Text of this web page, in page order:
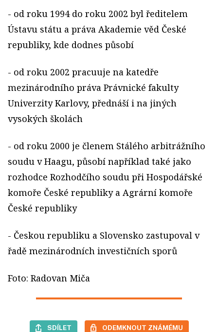
- od roku 1994 do roku 2002 byl ředitelem
Ústavu státu a práva Akademie věd České
republiky, kde dodnes působí
- od roku 2002 pracuuje na katedře
mezinárodního práva Právnické fakulty
Univerzity Karlovy, přednáší i na jiných
vysokých školách
- od roku 2000 je členem Stálého arbitrážního
soudu v Haagu, působí například také jako
rozhodce Rozhodčího soudu při Hospodářské
komoře České republiky a Agrární komoře
České republiky
- Českou republiku a Slovensko zastupoval v
řadě mezinárodních investičních sporů
Foto: Radovan Miča
SDÍLET ODEMKNOUT ZNÁMÉMU